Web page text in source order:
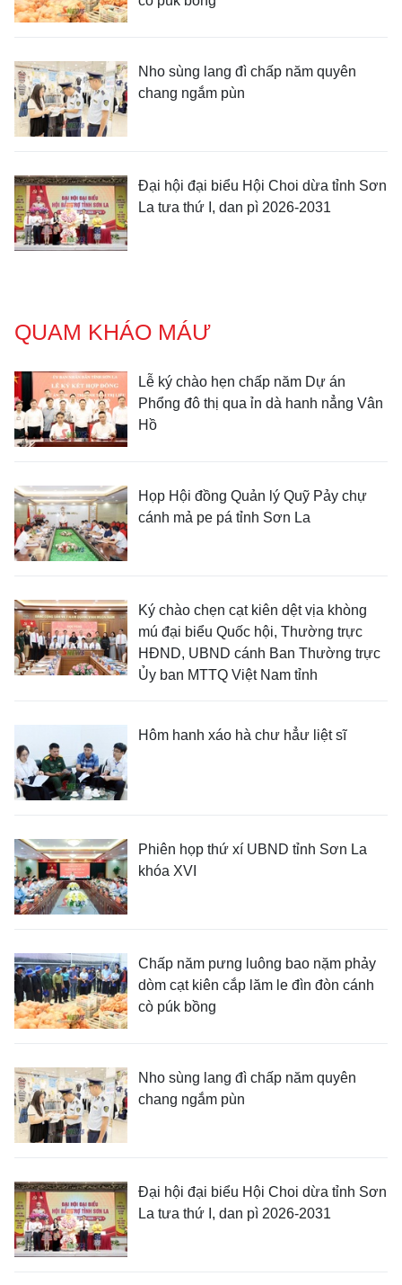
Nho sùng lang đì chấp năm quyên
chang ngắm pùn
Đại hội đại biểu Hội Choi dừa tỉnh Sơn
La tưa thứ I, dan pì 2026-2031
QUAM KHÁO MÁƯ
Lễ ký chào hẹn chấp năm Dự án
Phổng đô thị qua ỉn dà hanh nẳng Vân
Hồ
Họp Hội đồng Quản lý Quỹ Pảy chự
cánh mả pe pá tỉnh Sơn La
Ký chào chẹn cạt kiên dệt vịa khòng
mú đại biểu Quốc hội, Thường trực
HĐND, UBND cánh Ban Thường trực
Ủy ban MTTQ Việt Nam tỉnh
Hôm hanh xáo hà chư hẳư liệt sĩ
Phiên họp thứ xí UBND tỉnh Sơn La
khóa XVI
Chấp năm pưng luông bao nặm phảy
dòm cạt kiên cắp lăm le đìn đòn cánh
cò púk bồng
Nho sùng lang đì chấp năm quyên
chang ngắm pùn
Đại hội đại biểu Hội Choi dừa tỉnh Sơn
La tưa thứ I, dan pì 2026-2031